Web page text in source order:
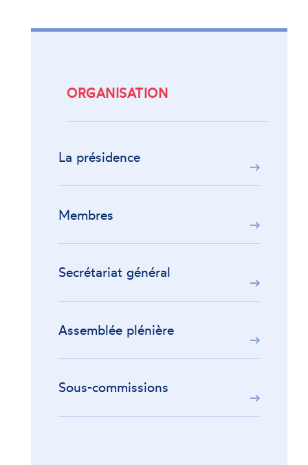
ORGANISATION
La présidence
Membres
Secrétariat général
Assemblée plénière
Sous-commissions